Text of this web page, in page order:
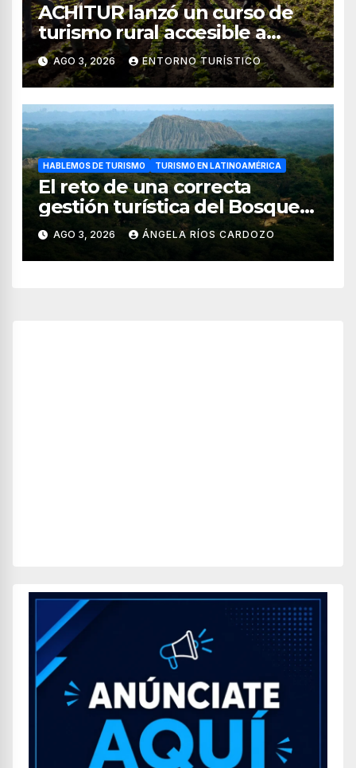
ACHITUR lanzó un curso de
turismo rural accesible a
través de WhatsApp
AGO 3, 2026 ENTORNO TURÍSTICO
HABLEMOS DE TURISMO TURISMO EN LATINOAMÉRICA
El reto de una correcta
gestión turística del Bosque
de Pomac (en Perú)
AGO 3, 2026 ÁNGELA RÍOS CARDOZO